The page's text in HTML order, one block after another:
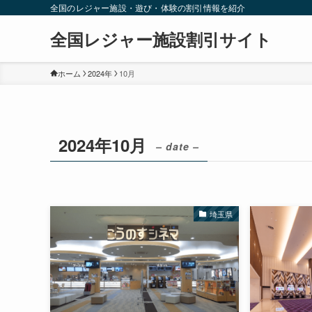
全国のレジャー施設・遊び・体験の割引情報を紹介
全国レジャー施設割引サイト
ホーム 2024年 10月
2024年10月 – date –
埼玉県